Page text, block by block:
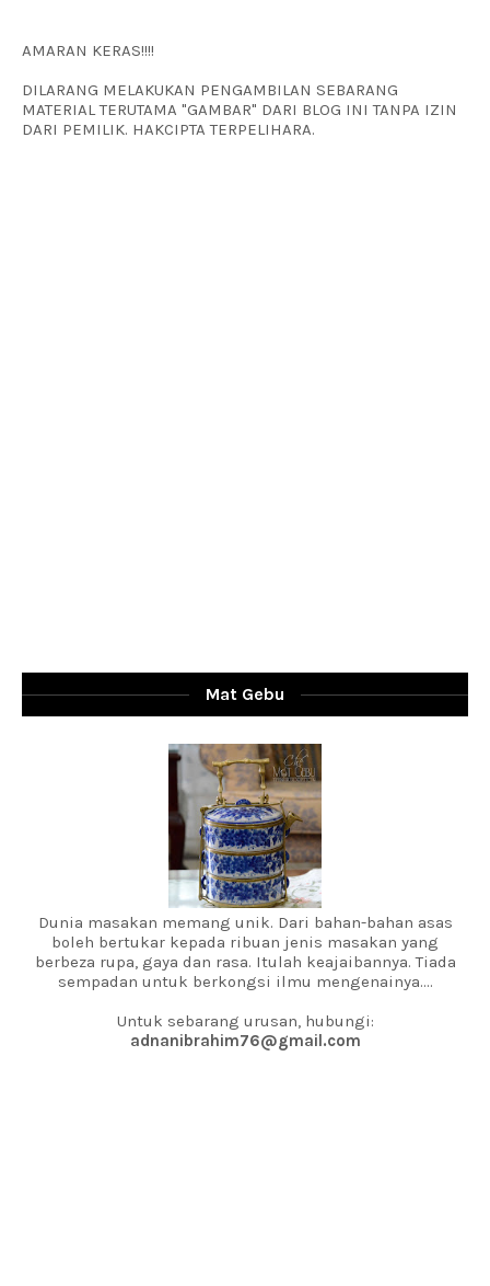
AMARAN KERAS!!!!
DILARANG MELAKUKAN PENGAMBILAN SEBARANG
MATERIAL TERUTAMA "GAMBAR" DARI BLOG INI TANPA IZIN
DARI PEMILIK. HAKCIPTA TERPELIHARA.
Mat Gebu
Dunia masakan memang unik. Dari bahan-bahan asas
boleh bertukar kepada ribuan jenis masakan yang
berbeza rupa, gaya dan rasa. Itulah keajaibannya. Tiada
sempadan untuk berkongsi ilmu mengenainya....
Untuk sebarang urusan, hubungi:
adnanibrahim76@gmail.com